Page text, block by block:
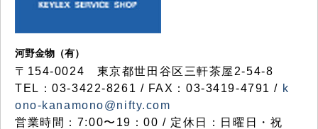
河野金物（有）
〒154-0024 東京都世田谷区三軒茶屋2-54-8
TEL：03-3422-8261 / FAX：03-3419-4791 / k
ono-kanamono@nifty.com
営業時間：7:00〜19：00 / 定休日：日曜日・祝